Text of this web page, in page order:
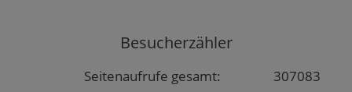
Besucherzähler
307083
Seitenaufrufe gesamt: